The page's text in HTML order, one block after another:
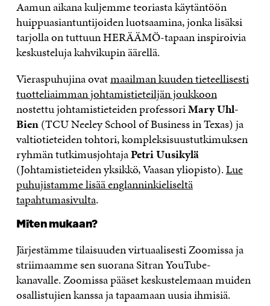
Aamun aikana kuljemme teoriasta käytäntöön
huippuasiantuntijoiden luotsaamina, jonka lisäksi
tarjolla on tuttuun HERÄÄMÖ-tapaan inspiroivia
keskusteluja kahvikupin äärellä.
Vieraspuhujina ovatmaailman kuuden tieteellisesti
tuotteliaimman johtamistieteiljän joukkoon
nostettu johtamistieteiden professoriMary Uhl-
Bien(TCU Neeley School of Business in Texas) ja
valtiotieteiden tohtori, kompleksisuustutkimuksen
ryhmän tutkimusjohtajaPetri Uusikylä
(Johtamistieteiden yksikkö, Vaasan yliopisto).Lue
puhujistamme lisää englanninkieliseltä
tapahtumasivulta.
Miten mukaan?
Järjestämme tilaisuuden virtuaalisesti Zoomissa ja
striimaamme sen suorana Sitran YouTube-
kanavalle. Zoomissa pääset keskustelemaan muiden
osallistujien kanssa ja tapaamaan uusia ihmisiä.